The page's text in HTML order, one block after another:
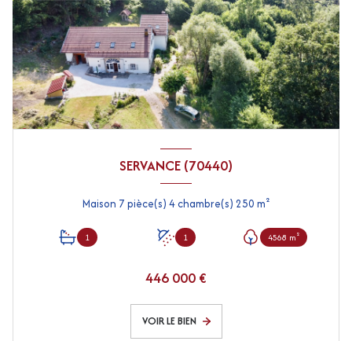
SERVANCE (70440)
Maison 7 pièce(s) 4 chambre(s) 250 m²
1 1 4568 m²
446 000 €
VOIR LE BIEN